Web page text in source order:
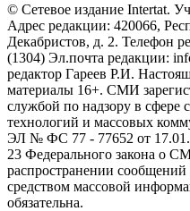
© Сетевое издание Intertat.
Адрес редакции: 420066,
Декабристов, д. 2. Телефон
(1304) Эл.почта редакции:
редактор Гареев Р.И.
материалы 16+. СМИ
службой по надзору в
технологий и массовых
ЭЛ № ФС 77 - 77652 от
23 Федерального закона о
распространении сообщений
средством массовой
обязательна.